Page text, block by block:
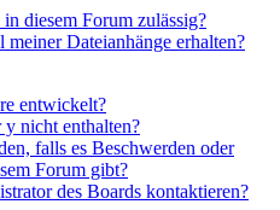
diesem Forum zulässig?
Dateianhänge erhalten?
entwickelt?
nicht enthalten?
falls es Beschwerden oder
Forum gibt?
des Boards kontaktieren?